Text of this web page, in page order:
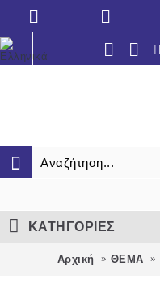
ΚΑΤΗΓΟΡΙΕΣ
Αρχική ΘΕΜΑ